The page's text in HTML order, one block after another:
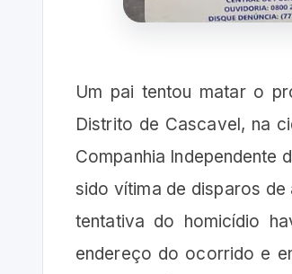
Um pai tentou matar o
Distrito de Cascavel, na
Companhia Independente
sido vítima de disparos
tentativa do homicídio
endereço do ocorrido e